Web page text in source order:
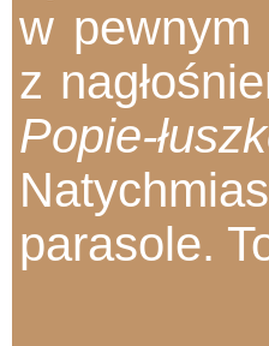
w pewnym
z
Popie-
parasole.